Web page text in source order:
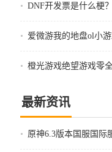
• DNF开发票是什么梗
• 爱微游我的地盘ol小
• 橙光游戏绝望游戏零
最新资讯
• 原神6.3版本国服国际